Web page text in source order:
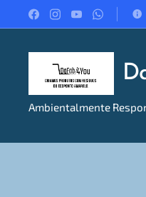
Ambientalmente